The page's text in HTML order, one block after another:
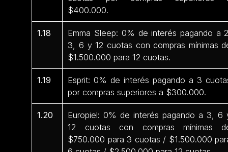
$400.000.
1.18
Emma Sleep: 0% de interés pagando a
3, 6 y 12 cuotas con compras mínimas
$1.500.000 para 12 cuotas.
1.19
Esprit: 0% de interés pagando a 3
por compras superiores a $300.000.
1.20
Europiel: 0% de interés pagando a 3, 6
12 cuotas con compras mínimas
$750.000 para 3 cuotas / $1.500.000